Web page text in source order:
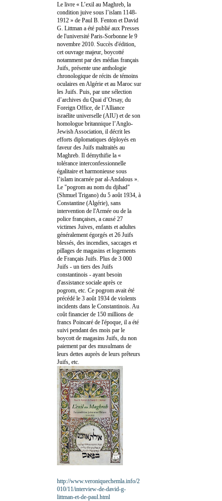
Le livre « L’exil au Maghreb, la
condition juive sous l’islam 1148-
1912 » de Paul B. Fenton et David
G. Littman a été publié aux Presses
de l'université Paris-Sorbonne le 9
novembre 2010. Succès d'édition,
cet ouvrage majeur, boycotté
notamment par des médias français
Juifs, présente une anthologie
chronologique de récits de témoins
oculaires en Algérie et au Maroc sur
les Juifs. Puis, par une sélection
d’archives du Quai d’Orsay, du
Foreign Office, de l’Alliance
israélite universelle (AIU) et de son
homologue britannique l’Anglo-
Jewish Association, il décrit les
efforts diplomatiques déployés en
faveur des Juifs maltraités au
Maghreb. Il démythifie la «
tolérance interconfessionnelle
égalitaire et harmonieuse sous
l’islam incarnée par al-Andalous ».
Le "pogrom au nom du djihad"
(Shmuel Trigano) du 5 août 1934, à
Constantine (Algérie), sans
intervention de l'Armée ou de la
police françaises, a causé 27
victimes Juives, enfants et adultes
généralement égorgés et 26 Juifs
blessés, des incendies, saccages et
pillages de magasins et logements
de Français Juifs. Plus de 3 000
Juifs - un tiers des Juifs
constantinois - ayant besoin
d'assistance sociale après ce
pogrom, etc. Ce pogrom avait été
précédé le 3 août 1934 de violents
incidents dans le Constantinois. Au
coût financier de 150 millions de
francs Poincaré de l'époque, il a été
suivi pendant des mois par le
boycott de magasins Juifs, du non
paiement par des musulmans de
leurs dettes auprès de leurs prêteurs
Juifs, etc.
http://www.veroniquechemla.info/2
010/11/interview-de-david-g-
littman-et-de-paul.html